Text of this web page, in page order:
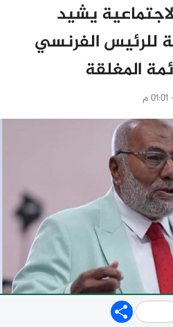
يشيد
للرئيس الفرنسي
المغلقة
Share